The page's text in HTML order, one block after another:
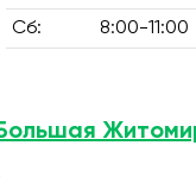
Сб: 8:00-11:00